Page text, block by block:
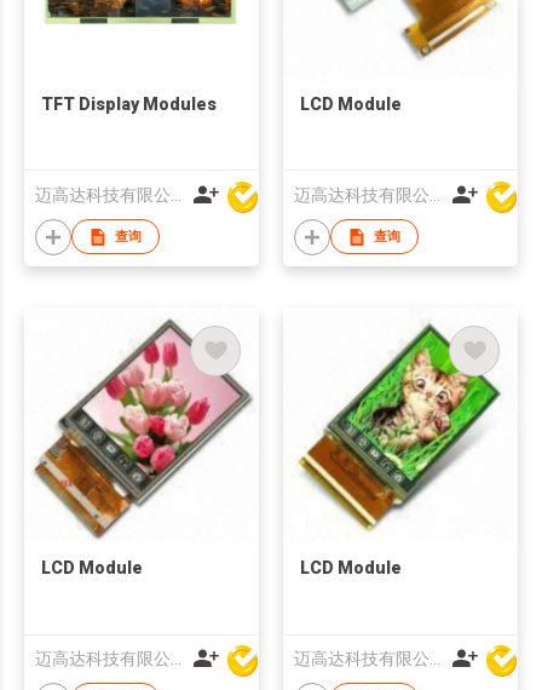
TFT Display Modules
查询
LCD Module
查询
LCD Module
迈高达科技有限公司
LCD Module
迈高达科技有限公司